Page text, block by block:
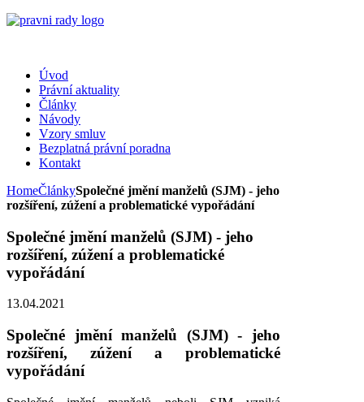
Úvod
Právní aktuality
Články
Návody
Vzory smluv
Bezplatná právní poradna
Kontakt
HomeČlánkySpolečné jmění manželů (SJM) - jeho
rozšíření, zúžení a problematické vypořádání
Společné jmění manželů (SJM) - jeho
rozšíření, zúžení a problematické
vypořádání
13.04.2021
Společné jmění manželů (SJM) - jeho
rozšíření, zúžení a problematické
vypořádání